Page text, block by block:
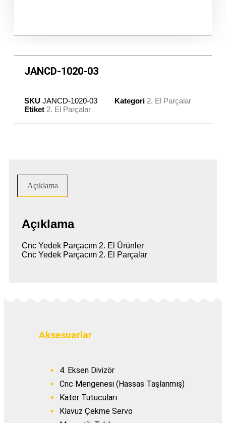
JANCD-1020-03
SKU JANCD-1020-03 Kategori 2. El Parçalar
Etiket 2. El Parçalar
Açıklama
Açıklama
Cnc Yedek Parçacım 2. El Ürünler
Cnc Yedek Parçacım 2. El Parçalar
Aksesuarlar
4. Eksen Divizör
Cnc Mengenesi (Hassas Taşlanmış)
Kater Tutucuları
Klavuz Çekme Servo